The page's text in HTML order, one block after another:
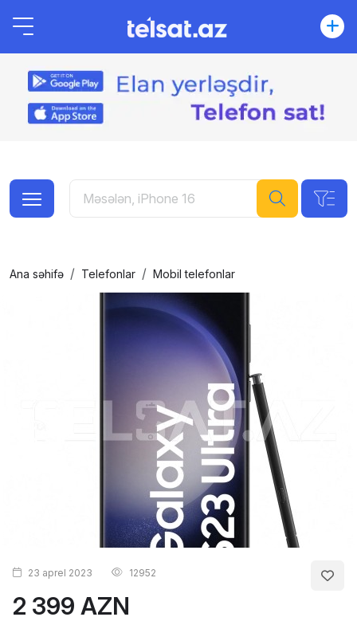
Ana səhifə Telefonlar Mobil telefonlar
2 399 AZN
23 aprel 2023 12952